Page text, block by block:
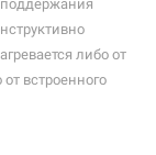
стационарный
левосторонний
либо от
встроенного